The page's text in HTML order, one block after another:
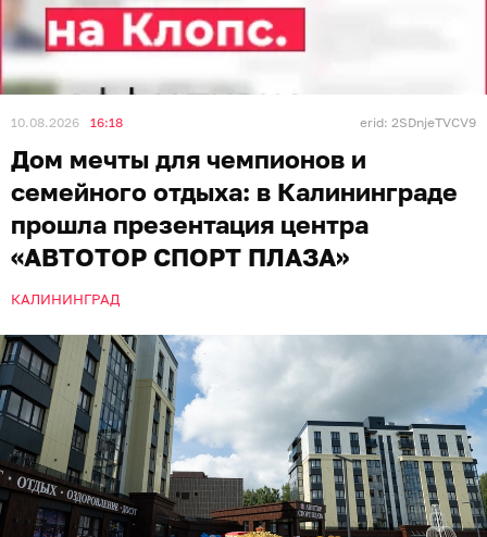
10.08.2026 16:18 erid: 2SDnjeTVCV9
Дом мечты для чемпионов и
семейного отдыха: в Калининграде
прошла презентация центра
«АВТОТОР СПОРТ ПЛАЗА»
КАЛИНИНГРАД